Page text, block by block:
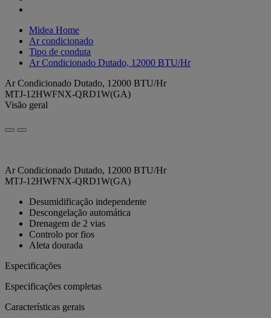
Midea Home
Ar condicionado
Tipo de conduta
Ar Condicionado Dutado, 12000 BTU/Hr
Ar Condicionado Dutado, 12000 BTU/Hr
MTJ-12HWFNX-QRD1W(GA)
Visão geral
Ar Condicionado Dutado, 12000 BTU/Hr
MTJ-12HWFNX-QRD1W(GA)
Desumidificação independente
Descongelação automática
Drenagem de 2 vias
Controlo por fios
Aleta dourada
Especificações
Especificações completas
Características gerais